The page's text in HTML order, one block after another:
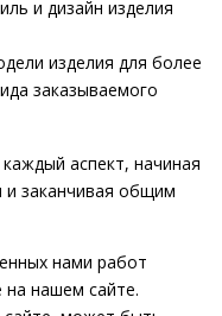
и дизайн изделия
изделия для более
заказываемого
аспект, начиная
и заканчивая общим
нами работ
нашем сайте.